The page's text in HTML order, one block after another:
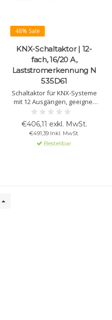
48% Sale
KNX-Schaltaktor | 12-
fach, 16/20 A,
Laststromerkennung N
535D61
Schaltaktor für KNX-Systeme
mit 12 Ausgängen, geeignet
für verschiedene Lasten
(ohmsch, induktiv, kapazitiv).
Max. 16/20 A pro Ausgang,
inkl. Stromerkennung und
Handbedienung.
€406,11 exkl. MwSt.
€491,39 Inkl. MwSt.
Bestellbar